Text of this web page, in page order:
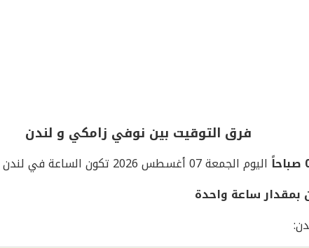
فرق التوقيت بين نوفي زامكي و لندن
اليوم الجمعة 07 أغسطس 2026 تكون الساعة في لندن
ساعة واحدة